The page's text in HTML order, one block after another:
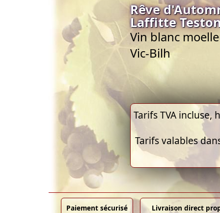
Rêve
Laffitte
Vin blanc
Vic-Bilh
Tarifs TVA
Tarifs valables
Paiement sécurisé
Livraison direct